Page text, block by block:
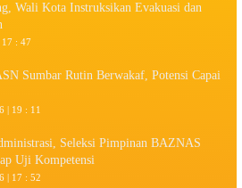
Wali Kota Instruksikan Evakuasi dan
17 : 47
Sumbar Rutin Berwakaf, Potensi Capai
| 19 : 11
Seleksi Pimpinan BAZNAS
Uji Kompetensi
| 17 : 52